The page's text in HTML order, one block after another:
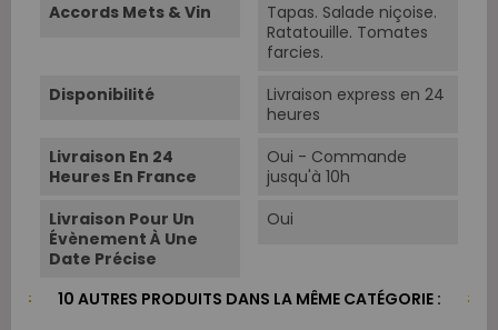
Accords Mets & Vin
Tapas. Salade niçoise.
Ratatouille. Tomates
farcies.
Disponibilité
Livraison express en 24
heures
Livraison En 24
Heures En France
Oui - Commande
jusqu'à 10h
Livraison Pour Un
Évènement À Une
Date Précise
Oui
10 AUTRES PRODUITS DANS LA MÊME CATÉGORIE :